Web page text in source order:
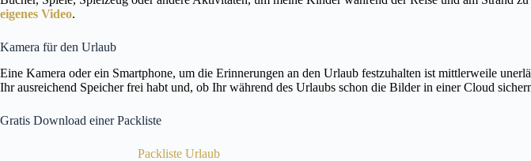
eigenes Video.
Kamera für den Urlaub
Eine Kamera oder ein Smartphone, um die Erinnerungen an den Urlaub festzuhalten ist mittlerweile
Ihr ausreichend Speicher frei habt und, ob Ihr während des Urlaubs schon die Bilder in einer Cloud
Gratis Download einer Packliste
Packliste Urlaub